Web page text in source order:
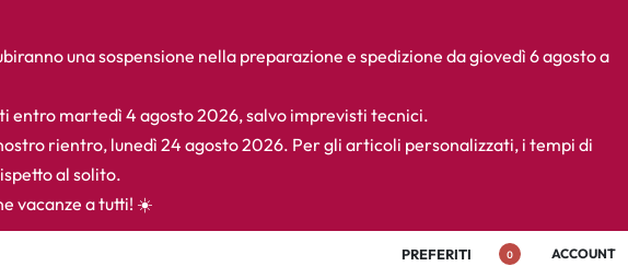
una sospensione nella preparazione e spedizione da giovedì 6 agosto a
entro martedì 4 agosto 2026, salvo imprevisti tecnici.
rientro, lunedì 24 agosto 2026. Per gli articoli personalizzati, i tempi di
al solito.
vacanze a tutti! ☀️
PREFERITI 0 ACCOUNT